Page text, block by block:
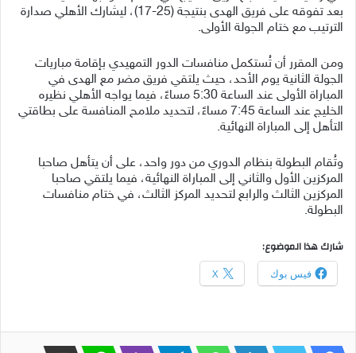
بعد تفوقه على فريق الهدى بنتيجة (25-17)، ليشارك الأهلي صدارة
الترتيب مع ختام الجولة الأولى.
ومن المقرر أن تُستكمل منافسات الدور التمهيدي بإقامة مباريات
الجولة الثانية يوم الأحد، حيث يلتقي فريق مضر مع الهدى في
المباراة الأولى عند الساعة 5:30 مساءً، فيما يواجه الأهلي نظيره
الخليج عند الساعة 7:45 مساءً، لتحديد ملامح المنافسة على بطاقتي
التأهل إلى المباراة النهائية.
وتُقام البطولة بنظام الدوري من دور واحد، على أن يتأهل صاحبا
المركزين الأول والثاني إلى المباراة النهائية، فيما يلتقي صاحبا
المركزين الثالث والرابع لتحديد المركز الثالث، في ختام منافسات
البطولة.
شارك هذا الموضوع:
فيس بوك X